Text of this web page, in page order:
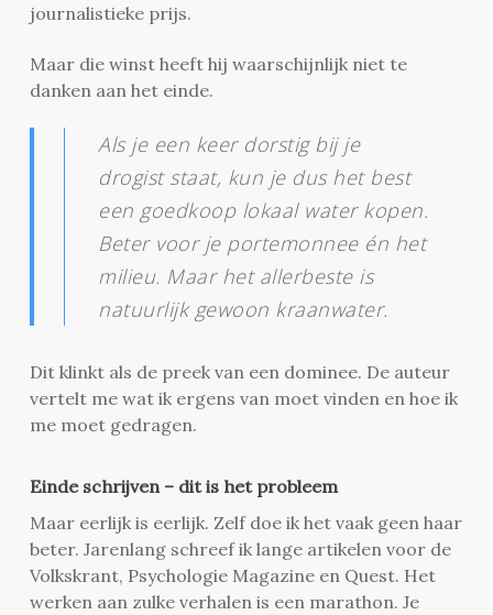
journalistieke prijs.
Maar die winst heeft hij waarschijnlijk niet te
danken aan het einde.
Als je een keer dorstig bij je
drogist staat, kun je dus het best
een goedkoop lokaal water kopen.
Beter voor je portemonnee én het
milieu. Maar het allerbeste is
natuurlijk gewoon kraanwater.
Dit klinkt als de preek van een dominee. De auteur
vertelt me wat ik ergens van moet vinden en hoe ik
me moet gedragen.
Einde schrijven – dit is het probleem
Maar eerlijk is eerlijk. Zelf doe ik het vaak geen haar
beter. Jarenlang schreef ik lange artikelen voor de
Volkskrant, Psychologie Magazine en Quest. Het
werken aan zulke verhalen is een marathon. Je